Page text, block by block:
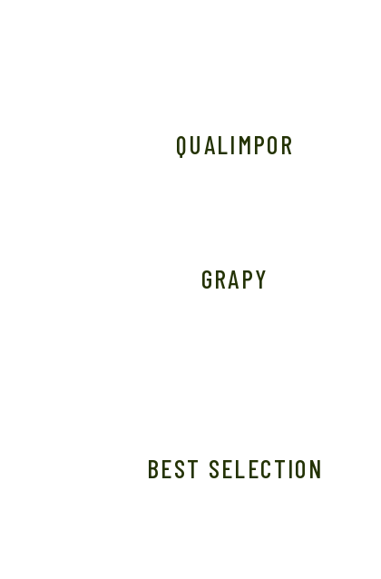
QUALIMPOR
GRAPY
BEST SELECTION